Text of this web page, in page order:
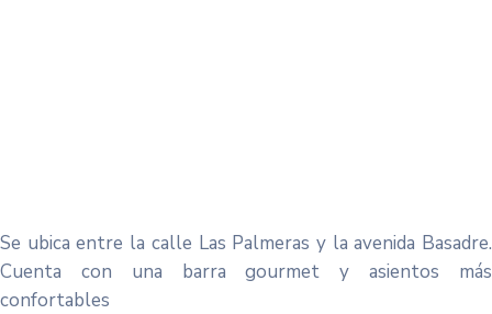
Se ubica entre la calle Las Palmeras y la avenida Basadre.
Cuenta con una barra gourmet y asientos más
confortables